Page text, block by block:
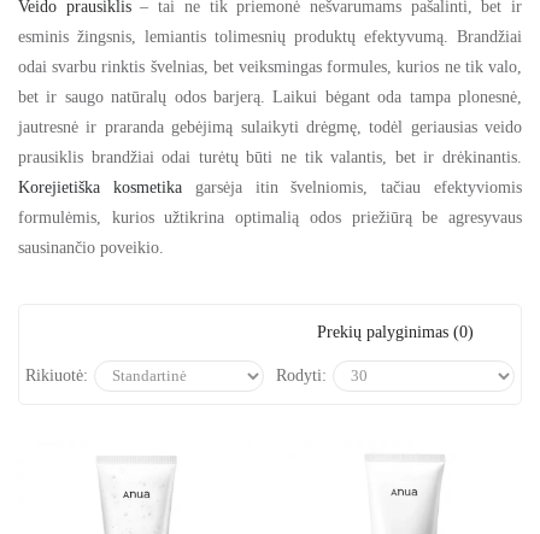
Veido prausiklis– tai ne tik priemonė nešvarumams pašalinti, bet ir
esminis žingsnis, lemiantis tolimesnių produktų efektyvumą. Brandžiai
odai svarbu rinktis švelnias, bet veiksmingas formules, kurios ne tik valo,
bet ir saugo natūralų odos barjerą. Laikui bėgant oda tampa plonesnė,
jautresnė ir praranda gebėjimą sulaikyti drėgmę, todėl geriausias veido
prausiklis brandžiai odai turėtų būti ne tik valantis, bet ir drėkinantis.
Korejietiška kosmetikagarsėja itin švelniomis, tačiau efektyviomis
formulėmis, kurios užtikrina optimalią odos priežiūrą be agresyvaus
sausinančio poveikio.
Prekių palyginimas (0)
Rikiuotė: Rodyti: